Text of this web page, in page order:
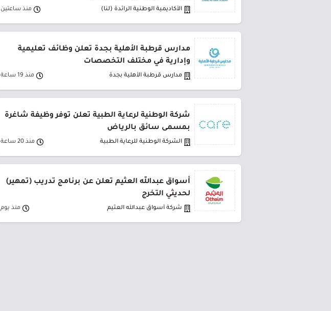
الأكاديمية الوطنية الرائدة (لنا) منذ ساعتين
مدارس قرطبة الأهلية بجدة تعلن وظائف تعليمية
وإدارية في مختلف التخصصات
مدارس قرطبة الأهلية بجدة منذ 19 ساعة
شركة الوطنية لرعاية الطبية تعلن توفر وظيفة شاغرة
بمسمى سائق بالرياض
الشركة الوطنية للرعاية الطبية منذ 20 ساعة
أسواق عبدالله العثيم تعلن عن برنامج تدريب (تمهير)
لحديثي التخرج
شركة أسواق عبدالله العثيم منذ يوم